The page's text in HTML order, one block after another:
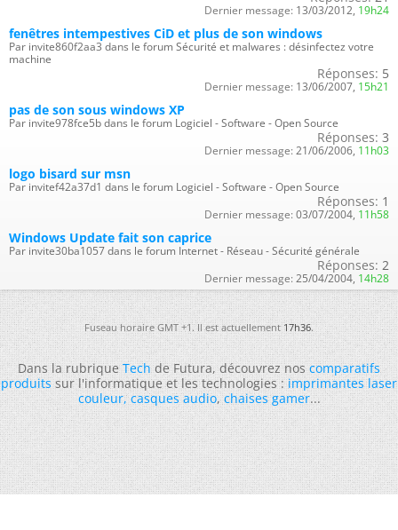
Dernier message: 13/03/2012, 19h24
fenêtres intempestives CiD et plus de son windows
Par invite860f2aa3 dans le forum Sécurité et malwares : désinfectez votre
machine
Réponses: 5
Dernier message: 13/06/2007, 15h21
pas de son sous windows XP
Par invite978fce5b dans le forum Logiciel - Software - Open Source
Réponses: 3
Dernier message: 21/06/2006, 11h03
logo bisard sur msn
Par invitef42a37d1 dans le forum Logiciel - Software - Open Source
Réponses: 1
Dernier message: 03/07/2004, 11h58
Windows Update fait son caprice
Par invite30ba1057 dans le forum Internet - Réseau - Sécurité générale
Réponses: 2
Dernier message: 25/04/2004, 14h28
Fuseau horaire GMT +1. Il est actuellement17h36.
Dans la rubriqueTechde Futura, découvrez noscomparatifs
produitssur l'informatique et les technologies :imprimantes laser
couleur,casques audio,chaises gamer...